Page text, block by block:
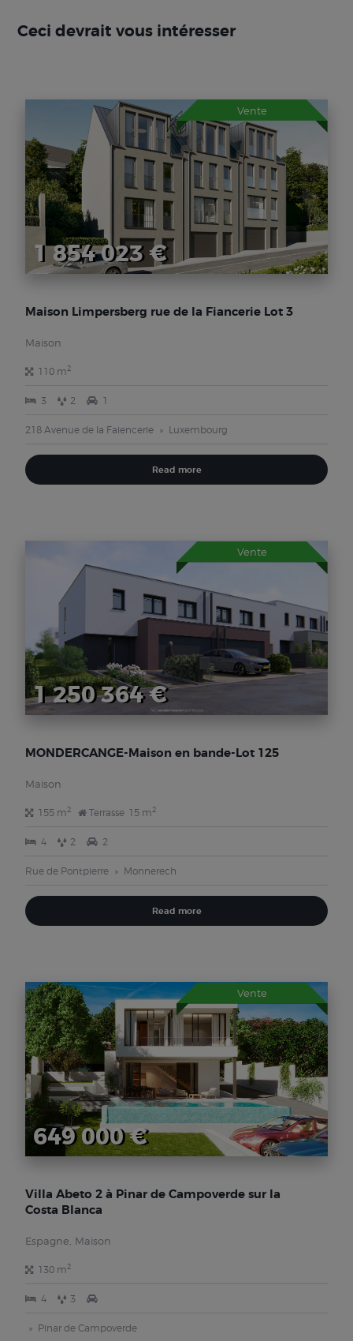
Ceci devrait vous intéresser
Vente
1 854 023 €
Maison Limpersberg rue de la Fiancerie Lot 3
Maison
110 m2
3 2 1
218 Avenue de la Faiencerie Luxembourg
Read more
Vente
1 250 364 €
MONDERCANGE-Maison en bande-Lot 125
Maison
155 m2 Terrasse 15 m2
4 2 2
Rue de Pontpierre Monnerech
Read more
Vente
649 000 €
Villa Abeto 2 à Pinar de Campoverde sur la
Costa Blanca
Espagne, Maison
130 m2
4 3
Pinar de Campoverde